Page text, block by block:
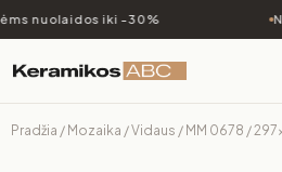
nuolaidos iki -30%
Pradžia / Mozaika /Vidaus / MM 0678 /